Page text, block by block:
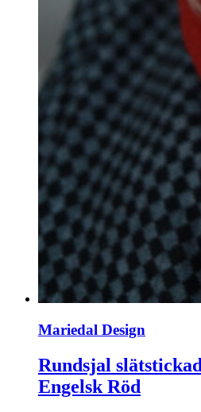
Mariedal Design
Rundsjal
Engelsk Röd